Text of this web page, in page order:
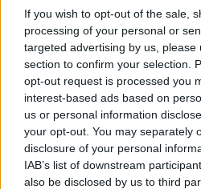
If you wish to opt-out of the sale,
processing of your personal or
targeted advertising by us, please
section to confirm your selection.
opt-out request is processed you
interest-based ads based on
us or personal information
your opt-out. You may separately
disclosure of your personal
IAB’s list of downstream
also be disclosed by us to third
Ακολουθήστε το E-
και μάθετε πρώτοιτα πιο
Εσύ μπήκες στο E-
και ότι σου κάνει κλικ!